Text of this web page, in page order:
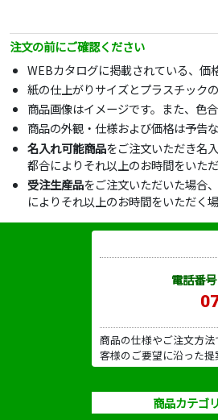
注文の前にご確認ください
WEBカタログに掲載されている、価
紙の仕上がりサイズとプラスチック
商品画像はイメージです。また、色
商品の外観・仕様および価格は予告
名入れ可能商品をご注文いただき名
都合によりそれ以上のお時間をいた
受注生産品をご注文いただいた場合
によりそれ以上のお時間をいただく
電話番号
商品の仕様やご注文方
客様のご要望に沿った提
商品カテゴ